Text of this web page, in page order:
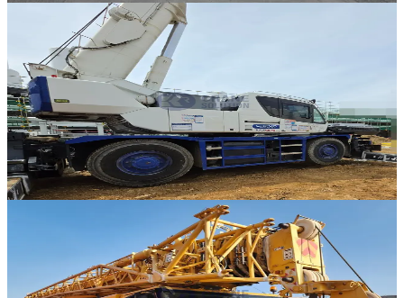
추천매물
Tadano · RT 크레인·RT-290
NEW
GR-250N-4
2019년식 · 25톤
가격 문의
375
AT-293